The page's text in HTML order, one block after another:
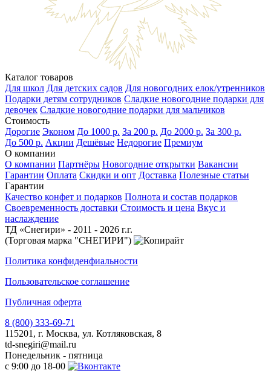
Каталог товаров
Для школ Для детских садов Для новогодних елок/утренников
Подарки детям сотрудников Сладкие новогодние подарки для
девочек Сладкие новогодние подарки для мальчиков
Стоимость
Дорогие Эконом До 1000 р. За 200 р. До 2000 р. За 300 р.
До 500 р. Акции Дешёвые Недорогие Премиум
О компании
О компании Партнёры Новогодние открытки Вакансии
Гарантии Оплата Скидки и опт Доставка Полезные статьи
Гарантии
Качество конфет и подарков Полнота и состав подарков
Своевременность доставки Стоимость и цена Вкус и
наслаждение
ТД «Снегири» - 2011 - 2026 г.г.
(Торговая марка "СНЕГИРИ")
Политика конфиденфиальности
Пользовательское соглашение
Публичная оферта
8 (800) 333-69-71
115201, г. Москва, ул. Котляковская, 8
td-snegiri@mail.ru
Понедельник - пятница
с 9:00 до 18-00